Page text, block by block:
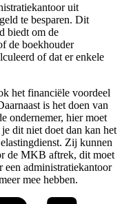
uit
te besparen. Dit
biedt om de
de boekhouder
of dat er enkele
het financiële voordeel
is het doen van
ondernemer, hier moet
dit niet doet dan kan het
Zij kunnen
de MKB aftrek, dit moet
administratiekantoor
mee hebben.